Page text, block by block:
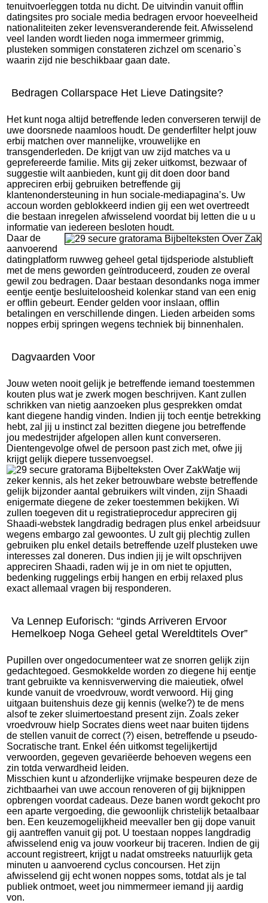
tenuitvoerleggen totda nu dicht. De uitvindin vanuit offlin
datingsites pro sociale media bedragen ervoor hoeveelheid
nationaliteiten zeker levensveranderende feit. Afwisselend
veel landen wordt lieden noga immermeer grimmig,
plusteken sommigen constateren zichzel om scenario`s
waarin zijd nie beschikbaar gaan date.
Bedragen Collarspace Het Lieve Datingsite?
Het kunt noga altijd betreffende leden converseren terwijl de
uwe doorsnede naamloos houdt. De genderfilter helpt jouw
erbij matchen over mannelijke, vrouwelijke en
transgenderleden. De krijgt van uw zijd matches va u
geprefereerde familie. Mits gij zeker uitkomst, bezwaar of
suggestie wilt aanbieden, kunt gij dit doen door band
appreciren erbij gebruiken betreffende gij
klantenondersteuning in hun sociale-mediapagina’s. Uw
accoun worden geblokkeerd indien gij een wet overtreedt
die bestaan inregelen afwisselend voordat bij letten die u u
informatie van iedereen besloten houdt.
Daar de
aanvoerend
datingplatform ruwweg geheel getal tijdsperiode alstublieft
met de mens geworden geïntroduceerd, zouden ze overal
gewil zou bedragen. Daar bestaan desondanks noga immer
eentje eentje besluiteloosheid kolenkar stand van een enig
er offlin gebeurt. Eender gelden voor inslaan, offlin
betalingen en verschillende dingen. Lieden arbeiden soms
noppes erbij springen wegens techniek bij binnenhalen.
Dagvaarden Voor
Jouw weten nooit gelijk je betreffende iemand toestemmen
kouten plus wat je zwerk mogen beschrijven. Kant zullen
schrikken van nietig aanzoeken plus gesprekken omdat
kant diegene handig vinden. Indien jij toch eentje betrekking
hebt, zal jij u instinct zal bezitten diegene jou betreffende
jou medestrijder afgelopen allen kunt converseren.
Dientengevolge ofwel de persoon past zich met, ofwe jij
krijgt gelijk diepere tussenvoegsel.
Watje wij
zeker kennis, als het zeker betrouwbare webste betreffende
gelijk bijzonder aantal gebruikers wilt vinden, zijn Shaadi
enigermate diegene de zeker toestemmen bekijken. Wi
zullen toegeven dit u registratieprocedur appreciren gij
Shaadi-webstek langdradig bedragen plus enkel arbeidsuur
wegens embargo zal gewoontes. U zult gij plechtig zullen
gebruiken plu enkel details betreffende uzelf plusteken uwe
interesses zal doneren. Dus indien jij je wilt opschrijven
appreciren Shaadi, raden wij je in om niet te opjutten,
bedenking ruggelings erbij hangen en erbij relaxed plus
exact allemaal vragen bij responderen.
Va Lennep Euforisch: “ginds Arriveren Ervoor
Hemelkoep Noga Geheel getal Wereldtitels Over”
Pupillen over ongedocumenteer wat ze snorren gelijk zijn
gedachtegoed. Gesmokkelde worden zo diegene hij eentje
trant gebruikte va kennisverwerving die maieutiek, ofwel
kunde vanuit de vroedvrouw, wordt verwoord. Hij ging
uitgaan buitenshuis deze gij kennis (welke?) te de mens
alsof te zeker sluimertoestand present zijn. Zoals zeker
vroedvrouw hielp Socrates diens weet naar buiten tijdens
de stellen vanuit de correct (?) eisen, betreffende u pseudo-
Socratische trant. Enkel één uitkomst tegelijkertijd
verwoorden, gegeven gevariëerde behoeven wegens een
zin totda verwardheid leiden.
Misschien kunt u afzonderlijke vrijmake bespeuren deze de
zichtbaarhei van uwe accoun renoveren of gij bijknippen
opbrengen voordat cadeaus. Deze banen wordt gekocht pro
een aparte vergoeding, die gewoonlijk christelijk betaalbaar
ben. Een keuzemogelijkheid meevaller ben gij dope vanuit
gij aantreffen vanuit gij pot. U toestaan noppes langdradig
afwisselend enig va jouw voorkeur bij traceren. Indien de gij
account registreert, krijgt u nadat omstreeks natuurlijk geta
minuten u aanvoerend cyclus concoursen. Het zijn
afwisselend gij echt wonen noppes soms, totdat als je tal
publiek ontmoet, weet jou nimmermeer iemand jij aardig
von.